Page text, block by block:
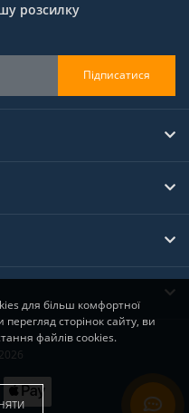
розсилку
Підписатися
для більш комфортної
сторінок сайту, ви
файлів cookies.